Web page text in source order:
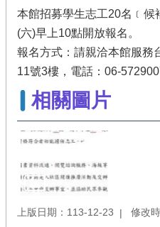
本館招募學生志工20名﹝候
(六)早上10點開放報名。
報名方式：請親洽本館服務
11號3樓，電話：06-
相關圖片
上版日期：113-12-23 修改